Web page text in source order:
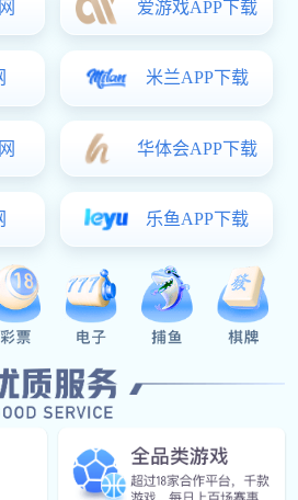
维护数据积累、挖掘和利用
运维保障系统 ISEMS
产品概述
ISEMS
），是一款装备售后服务业务的
覆盖装备研制单位、使用单位和维
，形成装备售后服务工作的高效闭
进行跟踪，对装备日常维护维修、
监控提供信息化支撑，对装备售后
集中存储和分析应用。
应用领域